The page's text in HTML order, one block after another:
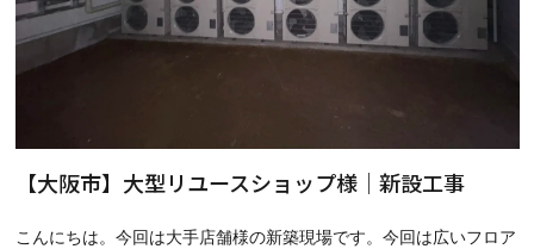
【大阪市】大型リユースショップ様｜新設工事
こんにちは。今回は大手店舗様の新築現場です。今回は広いフロア